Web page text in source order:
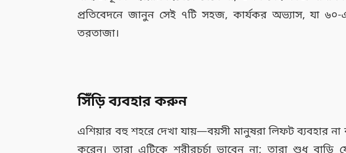
প্রতিবেদনে জানুন সেই ৭টি সহজ, কার্যকর অভ্যাস, যা
তরতাজা।
সিঁড়ি ব্যবহার করুন
এশিয়ার বহু শহরে দেখা যায়—বয়সী মানুষরা লিফট ব্যবহার না
করেন। তারা এটিকে শরীরচর্চা ভাবেন না; তারা শুধু বাড়ি